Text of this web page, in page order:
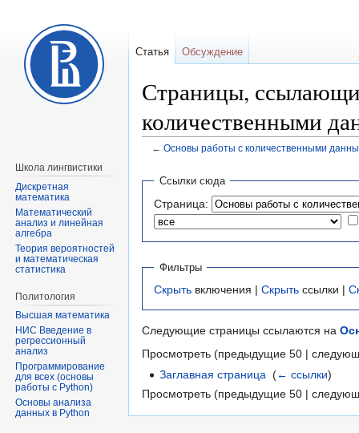
Страницы,
количественными
← Основы работы с количественными
Перейти
навигации
Перейти
поиску
Ссылки сюда
Страница:
Фильтры
Скрыть включения | Скрыть ссылки |
Следующие страницы ссылаются на
Просмотреть (предыдущие 50 |
Заглавная страница ‎(← ссылки)
Просмотреть (предыдущие 50 |
Статья Обсуждение
Школа лингвистики
Дискретная
математика
Математический
анализ и линейная
алгебра
Теория вероятностей
и математическая
статистика
Политология
Высшая математика
НИС Введение в
регрессионный
анализ
Программирование
для всех (основы
работы с Python)
Основы анализа
данных в Python